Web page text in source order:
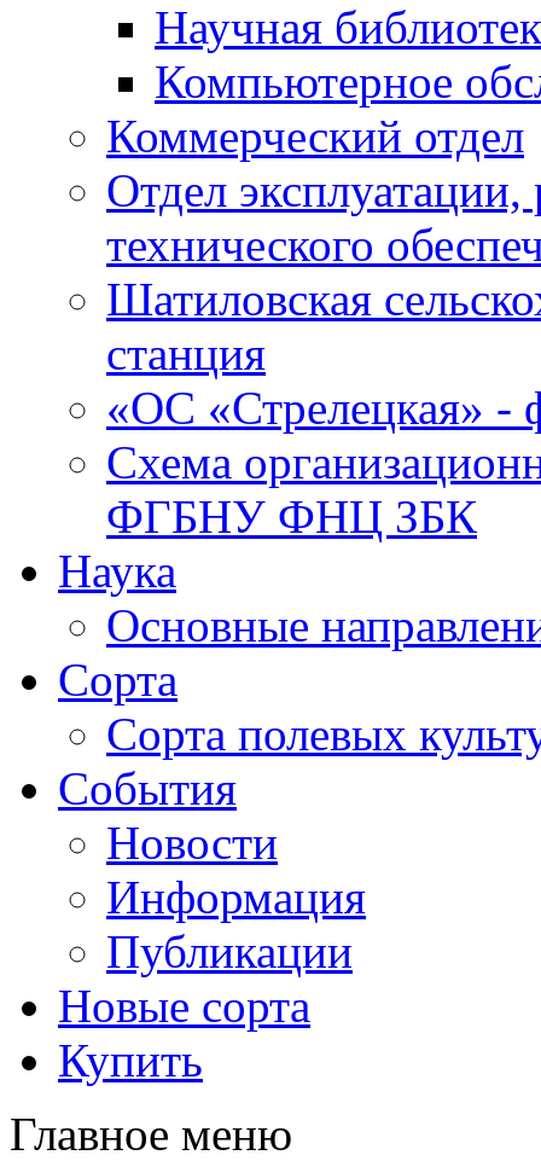
Научная
Компьютерное
Коммерческий отдел
Отдел
технического
Шатиловская
станция
«ОС «Стрелецкая»
Схема
ФГБНУ ФНЦ ЗБК
Наука
Основные
Сорта
Сорта полевых
События
Новости
Информация
Публикации
Новые сорта
Купить
Главное меню